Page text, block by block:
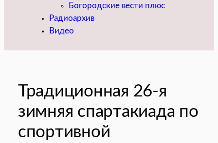
Богородские вести плюс
Радиоархив
Видео
Традиционная 26-я
зимняя спартакиада по
спортивной